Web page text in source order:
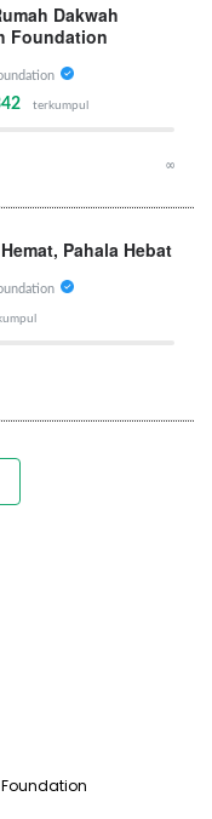
Dakwah
Foundation
terkumpul
∞
Pahala Hebat